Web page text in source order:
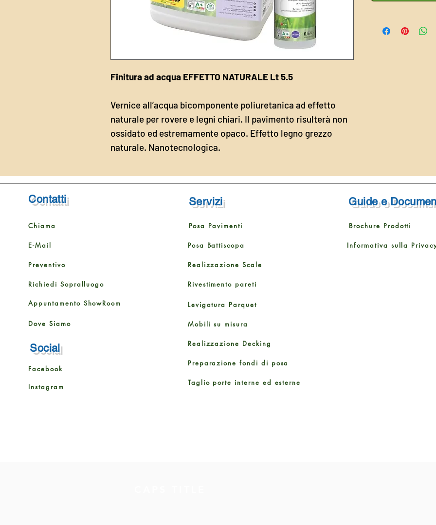
Finitura ad acqua EFFETTO NATURALE Lt 5.5
Vernice all’acqua bicomponente poliuretanica ad effetto
naturale per rovere e legni chiari. Il pavimento risulterà non
ossidato ed estremamente opaco. Effetto legno grezzo
naturale. Nanotecnologica.
Contatti
Chiama
E-Mail
Preventivo
Appuntamento ShowRoom
Richiedi Sopralluogo
Dove Siamo
Social
Facebook
Instagram
Servizi
Posa Pavimenti
Posa Battiscopa
Realizzazione Scale
Rivestimento pareti
Levigatura Parquet
Mobili su misura
Realizzazione Decking
Preparazione fondi di posa
Taglio porte interne ed esterne
Guide e
Brochure Prodotti
Informativa sulla